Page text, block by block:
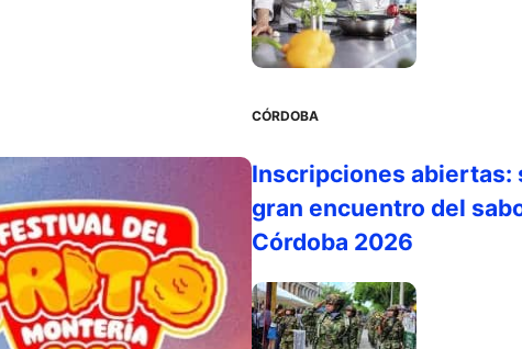
CÓRDOBA
Inscripciones abiertas:
gran encuentro del
Córdoba 2026